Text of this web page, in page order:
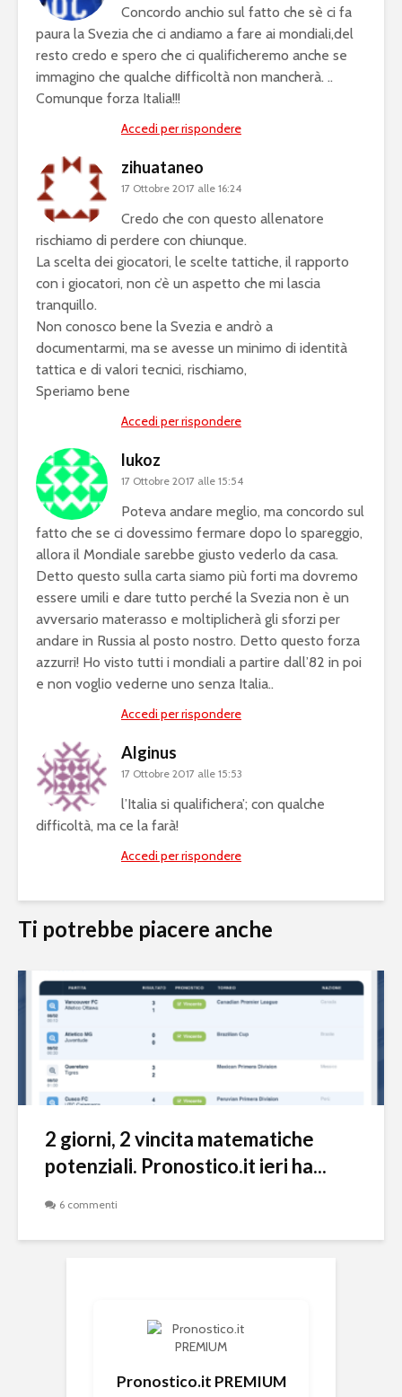
Concordo anchio sul fatto che sè ci fa
paura la Svezia che ci andiamo a fare ai mondiali,del
resto credo e spero che ci qualificheremo anche se
immagino che qualche difficoltà non mancherà. ..
Comunque forza Italia!!!
Accedi per rispondere
zihuataneo
17 Ottobre 2017 alle 16:24
Credo che con questo allenatore
rischiamo di perdere con chiunque.
La scelta dei giocatori, le scelte tattiche, il rapporto
con i giocatori, non c’è un aspetto che mi lascia
tranquillo.
Non conosco bene la Svezia e andrò a
documentarmi, ma se avesse un minimo di identità
tattica e di valori tecnici, rischiamo,
Speriamo bene
Accedi per rispondere
lukoz
17 Ottobre 2017 alle 15:54
Poteva andare meglio, ma concordo sul
fatto che se ci dovessimo fermare dopo lo spareggio,
allora il Mondiale sarebbe giusto vederlo da casa.
Detto questo sulla carta siamo più forti ma dovremo
essere umili e dare tutto perché la Svezia non è un
avversario materasso e moltiplicherà gli sforzi per
andare in Russia al posto nostro. Detto questo forza
azzurri! Ho visto tutti i mondiali a partire dall’82 in poi
e non voglio vederne uno senza Italia..
Accedi per rispondere
Alginus
17 Ottobre 2017 alle 15:53
l’Italia si qualifichera’; con qualche
difficoltà, ma ce la farà!
Accedi per rispondere
Ti potrebbe piacere anche
2 giorni, 2 vincita matematiche
potenziali. Pronostico.it ieri ha...
6 commenti
Pronostico.it PREMIUM